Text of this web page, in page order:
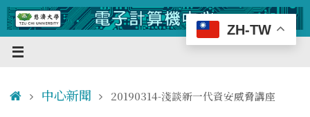
Skip
to
content
Home
中心新聞 20190314-淺談新一代資安威脅講座
ZH-TW